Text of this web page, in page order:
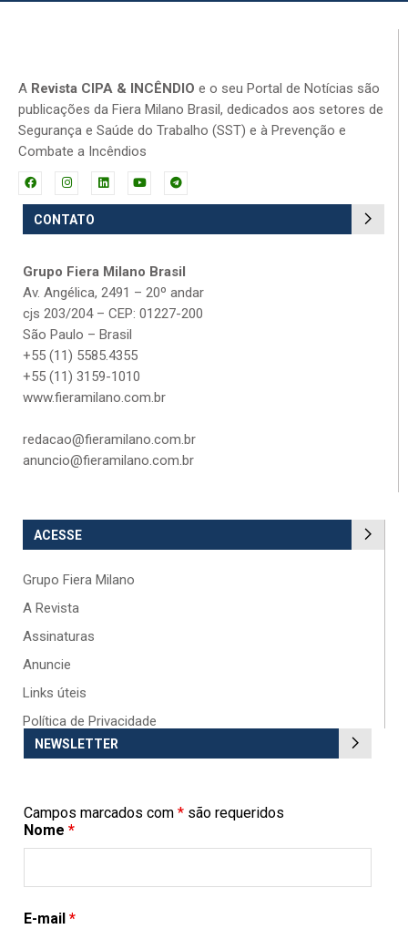
A Revista CIPA & INCÊNDIO e o seu Portal de Notícias são
publicações da Fiera Milano Brasil, dedicados aos setores de
Segurança e Saúde do Trabalho (SST) e à Prevenção e
Combate a Incêndios
CONTATO
Grupo Fiera Milano Brasil
Av. Angélica, 2491 – 20º andar
cjs 203/204 – CEP: 01227-200
São Paulo – Brasil
+55 (11) 5585.4355
+55 (11) 3159-1010
www.fieramilano.com.br
redacao@fieramilano.com.br
anuncio@fieramilano.com.br
ACESSE
Grupo Fiera Milano
A Revista
Assinaturas
Anuncie
Links úteis
Política de Privacidade
NEWSLETTER
Campos marcados com * são requeridos
Nome *
E-mail *